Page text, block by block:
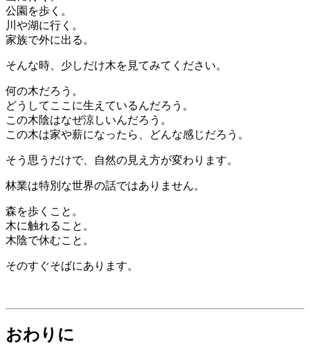
公園を歩く。
川や湖に行く。
家族で外に出る。
そんな時、少しだけ木を見てみてください。
何の木だろう。
どうしてここに生えているんだろう。
この木陰はなぜ涼しいんだろう。
この木は家や薪になったら、どんな感じだろう。
そう思うだけで、自然の見え方が変わります。
林業は特別な世界の話ではありません。
森を歩くこと。
木に触れること。
木陰で休むこと。
そのすぐそばにあります。
おわりに